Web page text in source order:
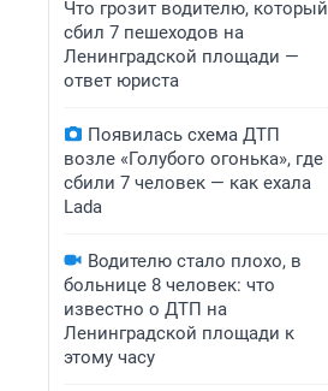
Что грозит водителю, который
сбил 7 пешеходов на
Ленинградской площади —
ответ юриста
Появилась схема ДТП
возле «Голубого огонька», где
сбили 7 человек — как ехала
Lada
Водителю стало плохо, в
больнице 8 человек: что
известно о ДТП на
Ленинградской площади к
этому часу